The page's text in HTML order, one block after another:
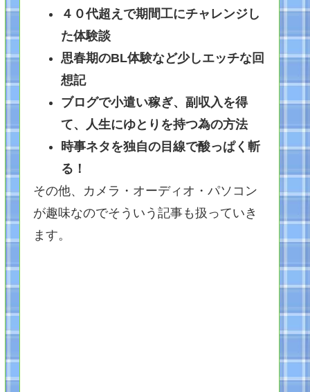
４０代超えで期間工にチャレンジし
た体験談
思春期のBL体験など少しエッチな回
想記
ブログで小遣い稼ぎ、副収入を得
て、人生にゆとりを持つ為の方法
時事ネタを独自の目線で酸っぱく斬
る！
その他、カメラ・オーディオ・パソコン
が趣味なのでそういう記事も扱っていき
ます。